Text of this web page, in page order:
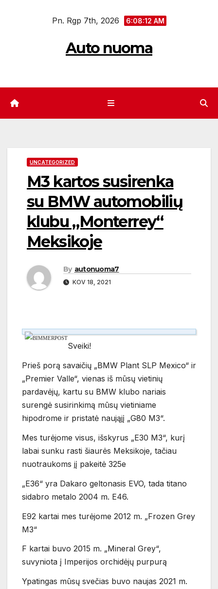
Pn. Rgp 7th, 2026 6:08:13 AM
Auto nuoma
UNCATEGORIZED
M3 kartos susirenka
su BMW automobilių
klubu „Monterrey“
Meksikoje
By autonuoma7
KOV 18, 2021
Sveiki!
Prieš porą savaičių „BMW Plant SLP Mexico“ ir
„Premier Valle“, vienas iš mūsų vietinių
pardavėjų, kartu su BMW klubo nariais
surengė susirinkimą mūsų vietiniame
hipodrome ir pristatė naująjį „G80 M3“.
Mes turėjome visus, išskyrus „E30 M3“, kurį
labai sunku rasti šiaurės Meksikoje, tačiau
nuotraukoms jį pakeitė 325e
„E36“ yra Dakaro geltonasis EVO, tada titano
sidabro metalo 2004 m. E46.
E92 kartai mes turėjome 2012 m. „Frozen Grey
M3“
F kartai buvo 2015 m. „Mineral Grey“,
suvyniota į Imperijos orchidėjų purpurą
Ypatingas mūsų svečias buvo naujas 2021 m.